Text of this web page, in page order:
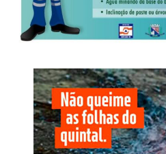
adaptação destinado a
penitenciários, permitindo a
Nome da Operação
O nome Replay faz referência
à capacidade de
operações anteriores. A nova
Investigação
O inquérito instaurado pela
por um dos autores de um
18 de fevereiro de 2025, em
bairro São Sebastião, em